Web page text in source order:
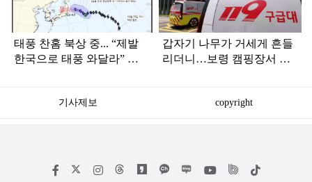
태풍 찬홈 북상 중... “제발
한국으로 태풍 와달라” 말
갑자기 나무가 거세게 흔들
리더니…보령 캠핑장서 일
기사제보 copyright
페
인
위
틱